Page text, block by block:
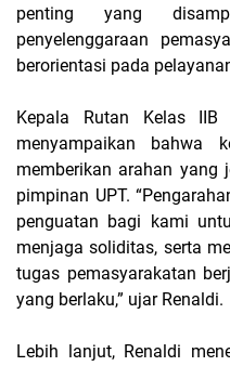
penting yang
penyelenggaraan
berorientasi pada
Kepala Rutan Kelas IIB
menyampaikan bahwa
memberikan arahan yang
pimpinan UPT.
penguatan bagi kami
menjaga soliditas, serta
tugas pemasyarakatan
yang berlaku,” ujar Renaldi.
Lebih lanjut, Renaldi